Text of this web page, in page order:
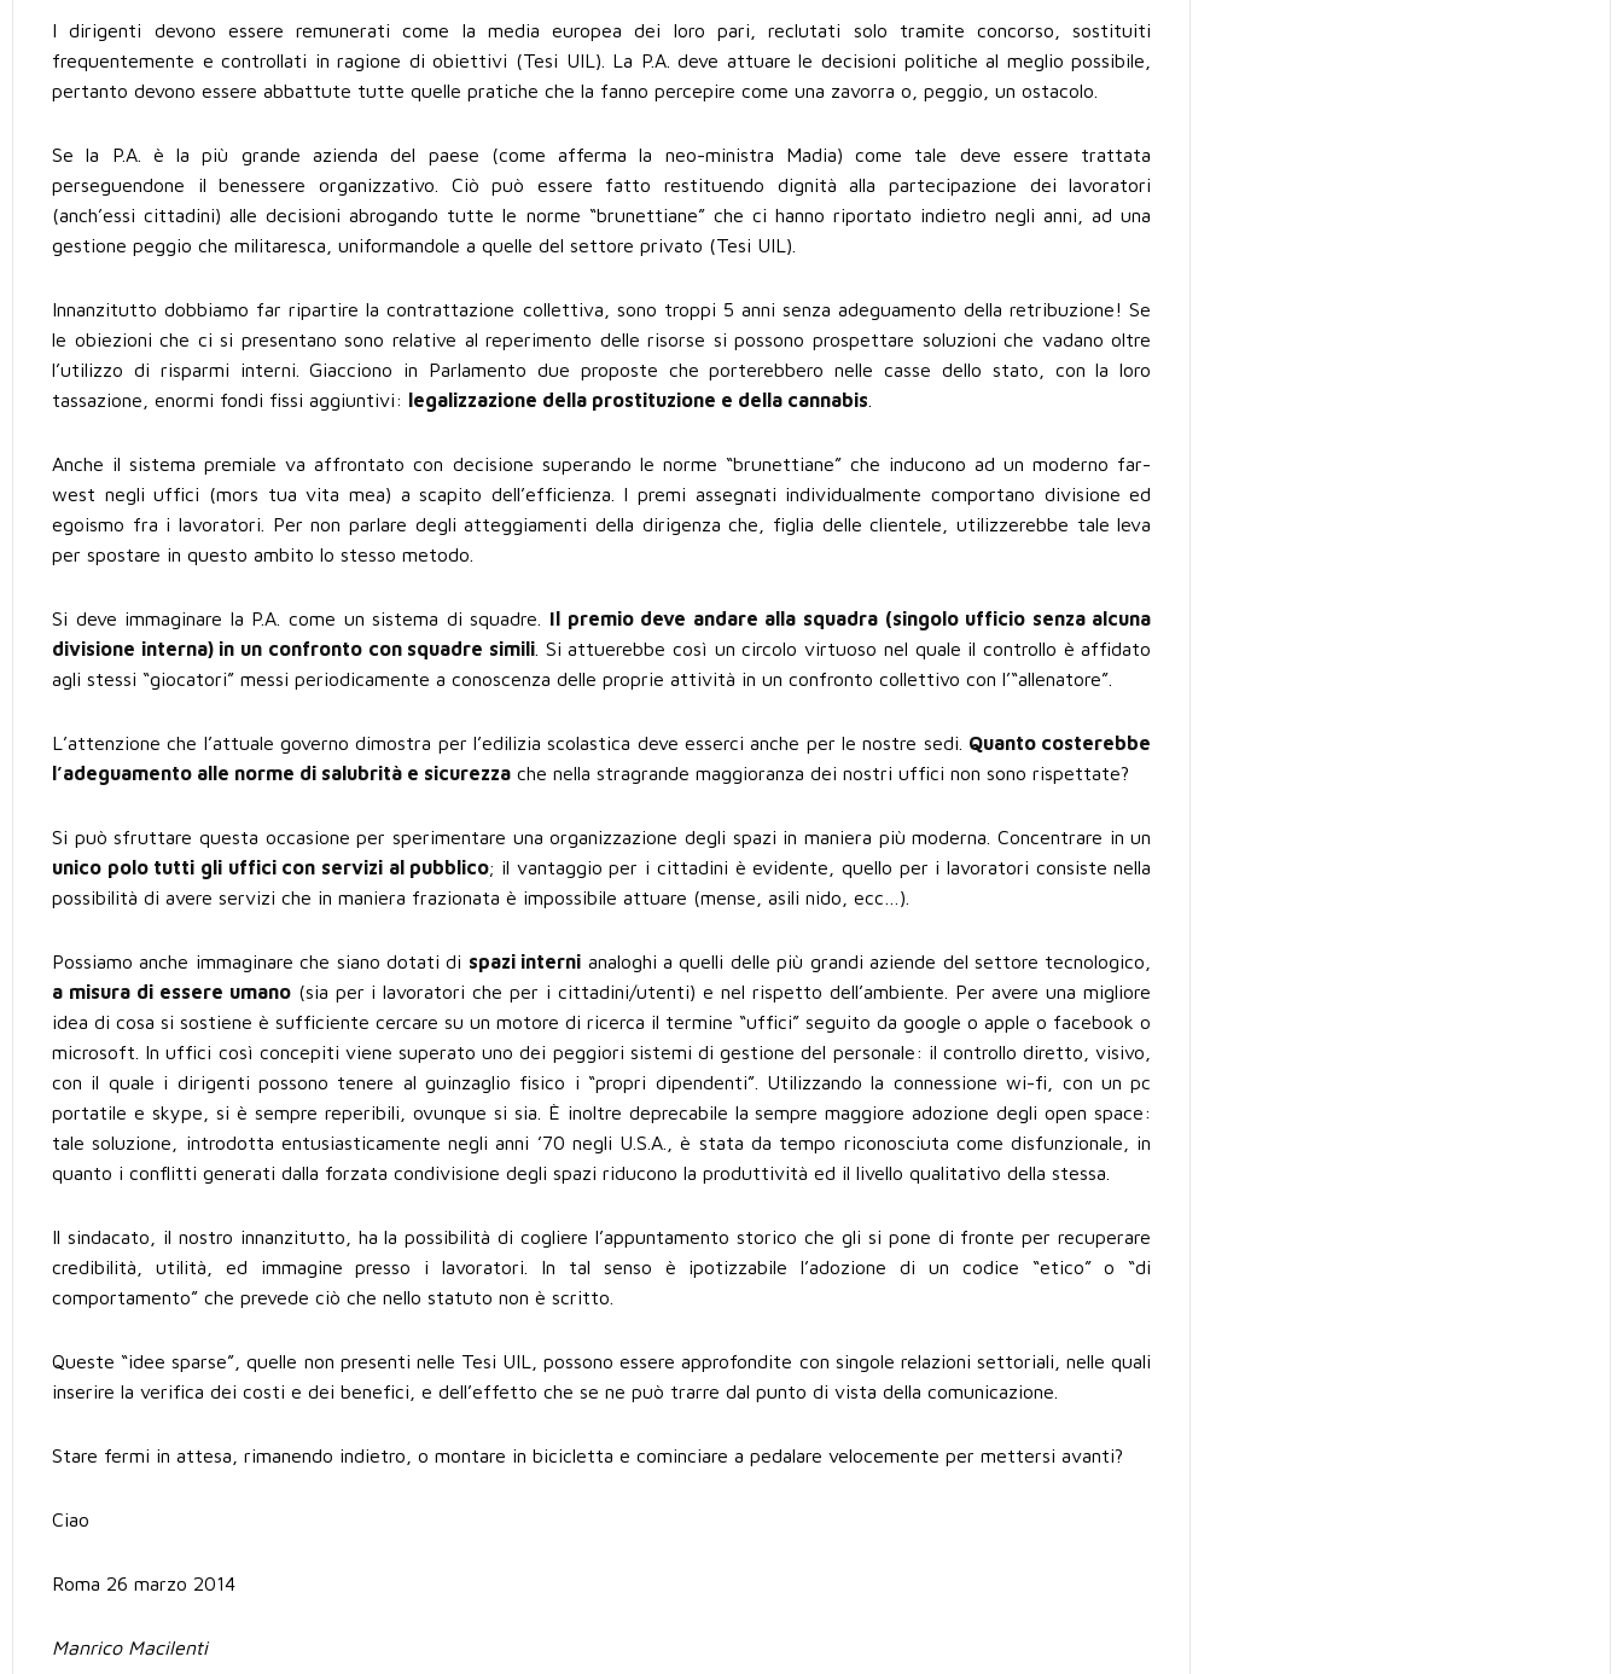
I dirigenti devono essere remunerati come la media europea dei loro pari, reclutati solo tramite concorso, sostituiti
frequentemente e controllati in ragione di obiettivi (Tesi UIL). La P.A. deve attuare le decisioni politiche al meglio possibile,
pertanto devono essere abbattute tutte quelle pratiche che la fanno percepire come una zavorra o, peggio, un ostacolo.
Se la P.A. è la più grande azienda del paese (come afferma la neo-ministra Madia) come tale deve essere trattata
perseguendone il benessere organizzativo. Ciò può essere fatto restituendo dignità alla partecipazione dei lavoratori
(anch’essi cittadini) alle decisioni abrogando tutte le norme “brunettiane” che ci hanno riportato indietro negli anni, ad una
gestione peggio che militaresca, uniformandole a quelle del settore privato (Tesi UIL).
Innanzitutto dobbiamo far ripartire la contrattazione collettiva, sono troppi 5 anni senza adeguamento della retribuzione! Se
le obiezioni che ci si presentano sono relative al reperimento delle risorse si possono prospettare soluzioni che vadano oltre
l’utilizzo di risparmi interni. Giacciono in Parlamento due proposte che porterebbero nelle casse dello stato, con la loro
tassazione, enormi fondi fissi aggiuntivi: legalizzazione della prostituzione e della cannabis
Anche il sistema premiale va affrontato con decisione superando le norme “brunettiane” che inducono ad un moderno far-
west negli uffici (mors tua vita mea) a scapito dell’efficienza. I premi assegnati individualmente comportano divisione ed
egoismo fra i lavoratori. Per non parlare degli atteggiamenti della dirigenza che, figlia delle clientele, utilizzerebbe tale leva
per spostare in questo ambito lo stesso metodo.
Si deve immaginare la P.A. come un sistema di squadre. Il premio deve andare alla squadra (singolo ufficio senza alcuna
divisione interna) in un confronto con squadre simili. Si attuerebbe così un circolo virtuoso nel quale il controllo è affidato
agli stessi “giocatori” messi periodicamente a conoscenza delle proprie attività in un confronto collettivo con l’“allenatore”.
L’attenzione che l’attuale governo dimostra per l’edilizia scolastica deve esserci anche per le nostre sedi. Quanto costerebbe
l’adeguamento alle norme di salubrità e sicurezza che nella stragrande maggioranza dei nostri uffici non sono rispettate?
Si può sfruttare questa occasione per sperimentare una organizzazione degli spazi in maniera più moderna. Concentrare in un
unico polo tutti gli uffici con servizi al pubblico; il vantaggio per i cittadini è evidente, quello per i lavoratori consiste nella
possibilità di avere servizi che in maniera frazionata è impossibile attuare (mense, asili nido, ecc…).
Possiamo anche immaginare che siano dotati di spazi interni analoghi a quelli delle più grandi aziende del settore tecnologico,
a misura di essere umano(sia per i lavoratori che per i cittadini/utenti) e nel rispetto dell’ambiente. Per avere una migliore
idea di cosa si sostiene è sufficiente cercare su un motore di ricerca il termine “uffici” seguito da google o apple o facebook o
microsoft. In uffici così concepiti viene superato uno dei peggiori sistemi di gestione del personale: il controllo diretto, visivo,
con il quale i dirigenti possono tenere al guinzaglio fisico i “propri dipendenti”. Utilizzando la connessione wi-fi, con un pc
portatile e skype, si è sempre reperibili, ovunque si sia. È inoltre deprecabile la sempre maggiore adozione degli open space:
tale soluzione, introdotta entusiasticamente negli anni ’70 negli U.S.A., è stata da tempo riconosciuta come disfunzionale, in
quanto i conflitti generati dalla forzata condivisione degli spazi riducono la produttività ed il livello qualitativo della stessa.
Il sindacato, il nostro innanzitutto, ha la possibilità di cogliere l’appuntamento storico che gli si pone di fronte per recuperare
credibilità, utilità, ed immagine presso i lavoratori. In tal senso è ipotizzabile l’adozione di un codice “etico” o “di
comportamento” che prevede ciò che nello statuto non è scritto.
Queste “idee sparse”, quelle non presenti nelle Tesi UIL, possono essere approfondite con singole relazioni settoriali, nelle quali
inserire la verifica dei costi e dei benefici, e dell’effetto che se ne può trarre dal punto di vista della comunicazione.
Stare fermi in attesa, rimanendo indietro, o montare in bicicletta e cominciare a pedalare velocemente per mettersi avanti?
Ciao
Roma 26 marzo 2014
Manrico Macilenti